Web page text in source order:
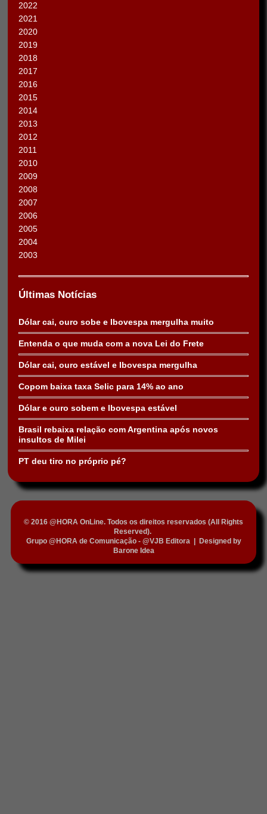
2022
2021
2020
2019
2018
2017
2016
2015
2014
2013
2012
2011
2010
2009
2008
2007
2006
2005
2004
2003
Últimas Notícias
Dólar cai, ouro sobe e Ibovespa mergulha muito
Entenda o que muda com a nova Lei do Frete
Dólar cai, ouro estável e Ibovespa mergulha
Copom baixa taxa Selic para 14% ao ano
Dólar e ouro sobem e Ibovespa estável
Brasil rebaixa relação com Argentina após novos
insultos de Milei
PT deu tiro no próprio pé?
© 2016 @HORA OnLine. Todos os direitos reservados (All Rights
Reserved).
Grupo @HORA de Comunicação - @VJB Editora|
Designed by
Barone Idea